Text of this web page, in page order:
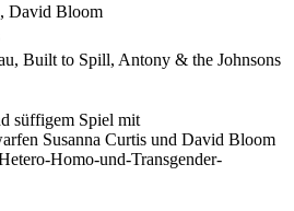
David Bloom
Built to Spill, Antony & the Johnsons
süffigem Spiel mit
Susanna Curtis und David Bloom
Homo-und-Transgender-